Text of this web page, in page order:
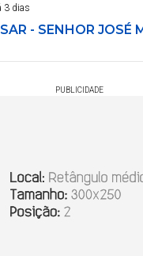
3 dias
- SENHOR JOSÉ
PUBLICIDADE